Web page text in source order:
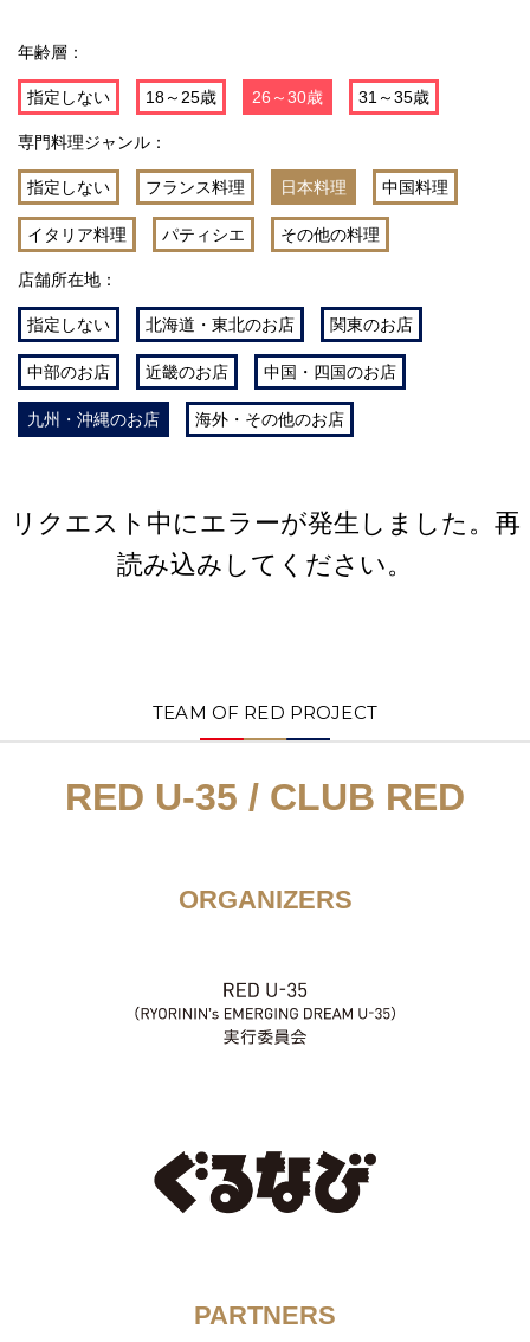
年齢層：
指定しない 18～25歳 26～30歳 31～35歳
専門料理ジャンル：
指定しない フランス料理 日本料理 中国料理
イタリア料理 パティシエ その他の料理
店舗所在地：
指定しない 北海道・東北のお店 関東のお店
中部のお店 近畿のお店 中国・四国のお店
九州・沖縄のお店 海外・その他のお店
リクエスト中にエラーが発生しました。再
読み込みしてください。
TEAM OF RED PROJECT
RED U-35 / CLUB RED
ORGANIZERS
PARTNERS